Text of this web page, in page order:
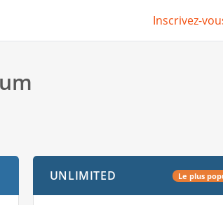
Inscrivez-
UNLIMITED Le plus